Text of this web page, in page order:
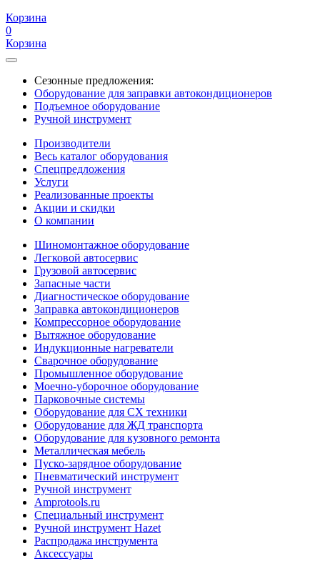
Корзина
0
Корзина
Сезонные предложения:
Оборудование для заправки автокондиционеров
Подъемное оборудование
Ручной инструмент
Производители
Весь каталог оборудования
Спецпредложения
Услуги
Реализованные проекты
Акции и скидки
О компании
Шиномонтажное оборудование
Легковой автосервис
Грузовой автосервис
Запасные части
Диагностическое оборудование
Заправка автокондиционеров
Компрессорное оборудование
Вытяжное оборудование
Индукционные нагреватели
Сварочное оборудование
Промышленное оборудование
Моечно-уборочное оборудование
Парковочные системы
Оборудование для СХ техники
Оборудование для ЖД транспорта
Оборудование для кузовного ремонта
Металлическая мебель
Пуско-зарядное оборудование
Пневматический инструмент
Ручной инструмент
Amprotools.ru
Специальный инструмент
Ручной инструмент Hazet
Распродажа инструмента
Аксессуары